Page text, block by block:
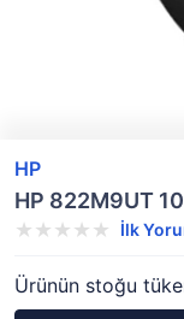
HP
HP 822M9UT
İlk
Ürünün stoğu